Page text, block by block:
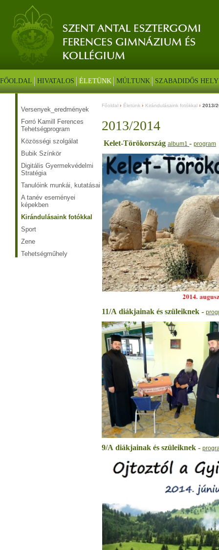
FŐOLDAL HIVATALOS ÉLETÜNK MÚLTUNK SZABADIDŐS
Versenyek_eredmények
Forró Kamill Ferences
Tehetségprogram
Közösségi szolgálat
Bubik Színkör
Digitális Gyermekvédelmi
Stratégia
Tanulóink munkái, kutatásai
A tanév eseményei
képekben
Kirándulásaink fotókkal
Sport
Zene
Tehetségműhely
Főoldal Életünk Kirándulásaink fotókkal 2013/
2013/2014
Kelet-Törökország album1 - program
11/A diákjainak és szüleiknek -
9/A diákjainak és szüleiknek -